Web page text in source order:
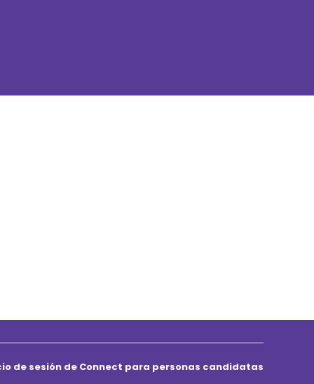
de sesión de Connect para personas candidatas